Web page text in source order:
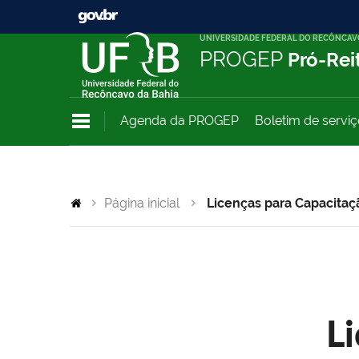
UNIVERSIDADE FEDERAL DO
PROGEP Pró-
Agenda da PROGEP Boletim de
Página inicial Licenças para